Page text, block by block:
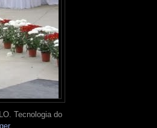
Tecnologia do
.